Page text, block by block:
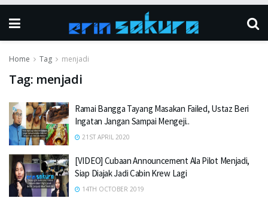
Home Tag menjadi
Tag: menjadi
Ramai Bangga Tayang Masakan Failed, Ustaz Beri
Ingatan Jangan Sampai Mengeji..
21ST APRIL 2020
[VIDEO] Cubaan Announcement Ala Pilot Menjadi,
Siap Diajak Jadi Cabin Krew Lagi
14TH OCTOBER 2019